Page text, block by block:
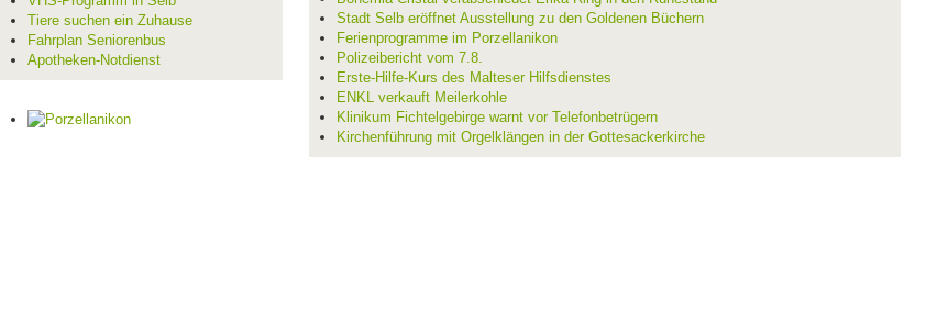
Tiere suchen ein Zuhause
Fahrplan Seniorenbus
Apotheken-Notdienst
Stadt Selb eröffnet Ausstellung zu den Goldenen Büchern
Ferienprogramme im Porzellanikon
Polizeibericht vom 7.8.
Erste-Hilfe-Kurs des Malteser Hilfsdienstes
ENKL verkauft Meilerkohle
Klinikum Fichtelgebirge warnt vor Telefonbetrügern
Kirchenführung mit Orgelklängen in der Gottesackerkirche